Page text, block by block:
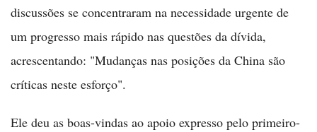
discussões se concentraram na necessidade urgente de
um progresso mais rápido nas questões da dívida,
acrescentando: "Mudanças nas posições da China são
críticas neste esforço".
Ele deu as boas-vindas ao apoio expresso pelo primeiro-